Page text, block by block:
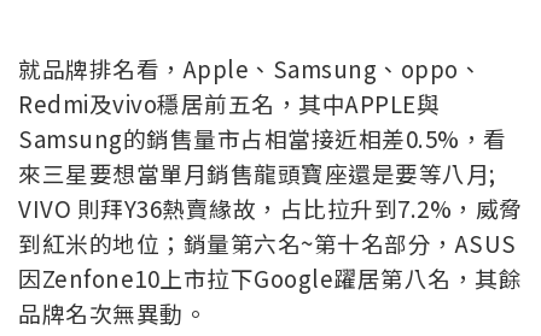
就品牌排名看，Apple、Samsung、oppo、
Redmi及vivo穩居前五名，其中APPLE與
Samsung的銷售量市占相當接近相差0.5%，看
來三星要想當單月銷售龍頭寶座還是要等八月;
VIVO 則拜Y36熱賣緣故，占比拉升到7.2%，威脅
到紅米的地位；銷量第六名~第十名部分，ASUS
因Zenfone10上市拉下Google躍居第八名，其餘
品牌名次無異動。